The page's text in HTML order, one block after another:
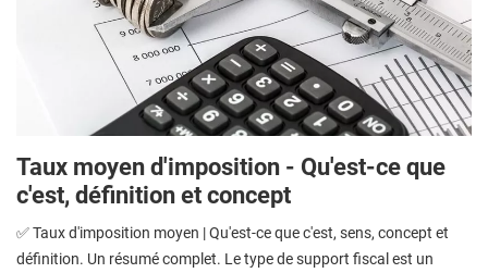
Taux moyen d'imposition - Qu'est-ce que
c'est, définition et concept
✅ Taux d'imposition moyen | Qu'est-ce que c'est, sens, concept et
définition. Un résumé complet. Le type de support fiscal est un